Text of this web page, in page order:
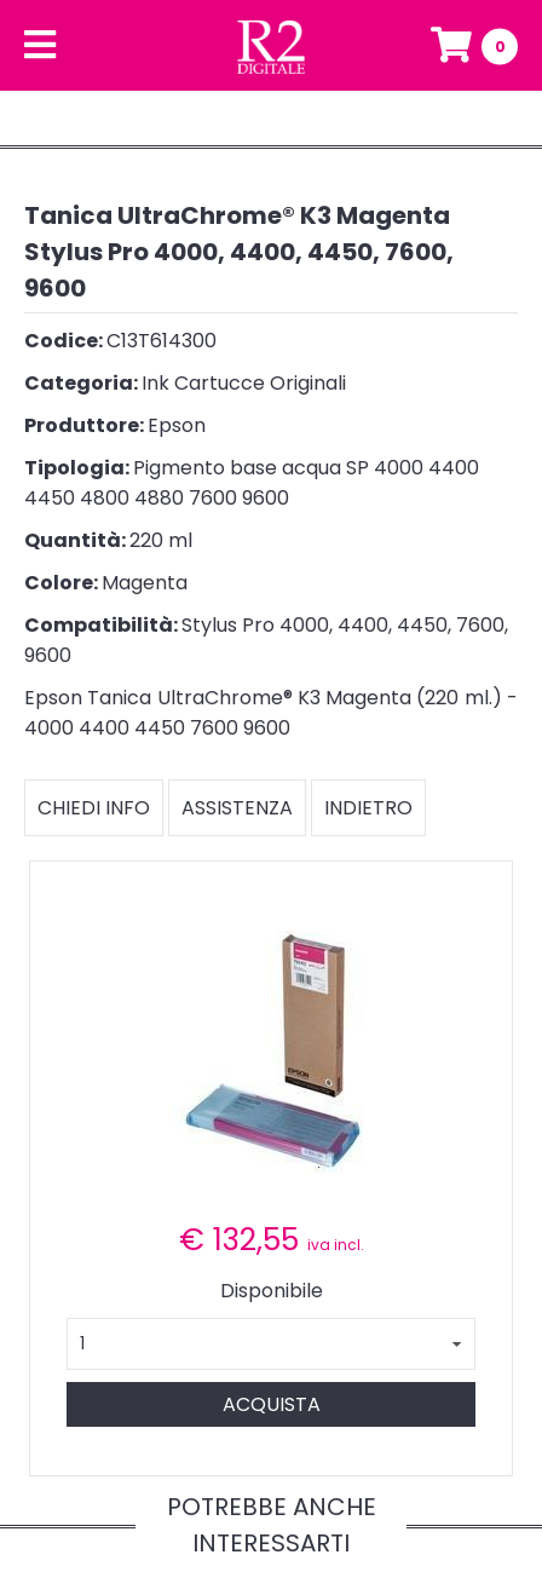
0
Tanica UltraChrome® K3 Magenta
Stylus Pro 4000, 4400, 4450, 7600,
9600
Codice:C13T614300
Categoria:Ink Cartucce Originali
Produttore:Epson
Tipologia:Pigmento base acqua SP 4000 4400
4450 4800 4880 7600 9600
Quantità:220 ml
Colore:Magenta
Compatibilità:Stylus Pro 4000, 4400, 4450, 7600,
9600
Epson Tanica UltraChrome® K3 Magenta (220 ml.) -
4000 4400 4450 7600 9600
CHIEDI INFO ASSISTENZA INDIETRO
€ 132,55 iva incl.
Disponibile
ACQUISTA
POTREBBE ANCHE
INTERESSARTI